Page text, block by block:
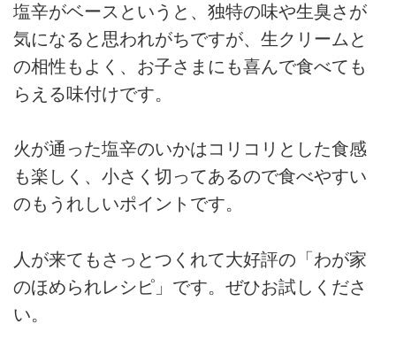
塩辛がベースというと、独特の味や生臭さが
気になると思われがちですが、生クリームと
の相性もよく、お子さまにも喜んで食べても
らえる味付けです。
火が通った塩辛のいかはコリコリとした食感
も楽しく、小さく切ってあるので食べやすい
のもうれしいポイントです。
人が来てもさっとつくれて大好評の「わが家
のほめられレシピ」です。ぜひお試しくださ
い。